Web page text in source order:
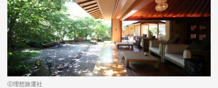
ⓒ理想旅運社